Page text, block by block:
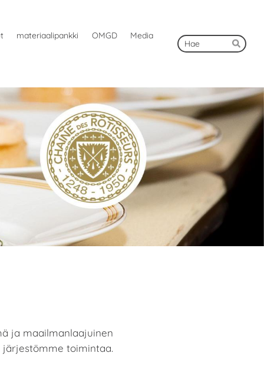
materiaalipankki OMGD
Media
Haku
Hae
ja maailmanlaajuinen
toimintaa.